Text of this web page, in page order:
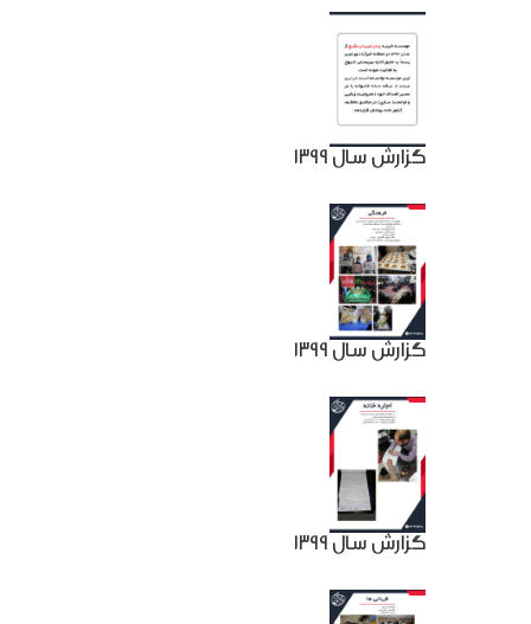
گزارش سال 1399
گزارش سال 1399
گزارش سال 1399